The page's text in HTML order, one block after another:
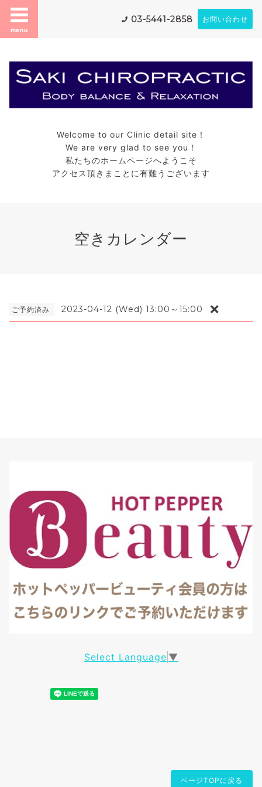
menu
03-5441-2858 お問い合わせ
Welcome to our Clinic detail site！
We are very glad to see you！
私たちのホームページへようこそ
アクセス頂きまことに有難うございます
空きカレンダー
ご予約済み 2023-04-12 (Wed) 13:00～15:00 ❌
Select Language ▼
ページTOPに戻る